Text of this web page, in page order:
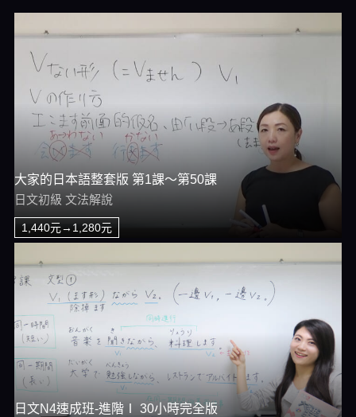
大家的日本語整套版 第1課～第50課
日文初級 文法解說
1,440元→1,280元
日文N4速成班-進階Ⅰ 30小時完全版